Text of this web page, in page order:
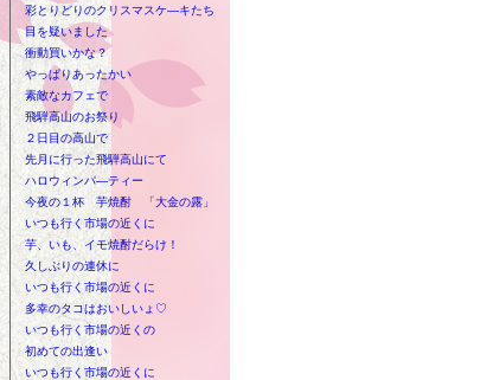
彩とりどりのクリスマスケ―キたち
目を疑いました
衝動買いかな？
やっぱりあったかい
素敵なカフェで
飛騨高山のお祭り
２日目の高山で
先月に行った飛騨高山にて
ハロウィンパ―ティー
今夜の１杯 芋焼酎 「大金の露」
いつも行く市場の近くに
芋、いも、イモ焼酎だらけ！
久しぶりの連休に
いつも行く市場の近くに
多幸のタコはおいしいょ♡
いつも行く市場の近くの
初めての出逢い
いつも行く市場の近くに